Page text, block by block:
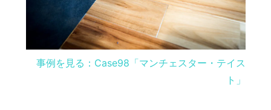
事例を見る：Case98「マンチェスター・テイス
ト」